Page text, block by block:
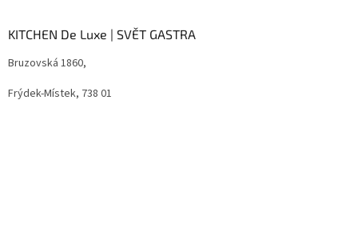
KITCHEN De Luxe | SVĚT GASTRA
Bruzovská 1860,
Frýdek-Místek, 738 01